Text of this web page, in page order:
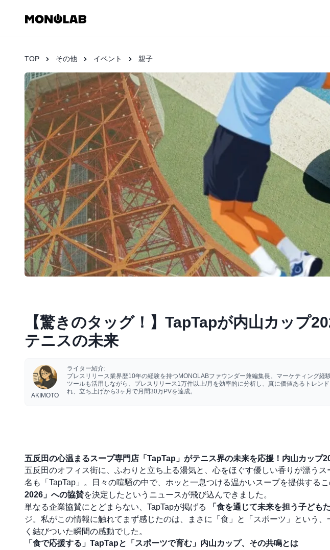
TOP その他 イベント 親子
【驚きのタッグ！】TapTapが内山カップ
テニスの未来
AKIMOTO
ライター紹介:
プレスリリース業界歴10年の経験を持つMONOLABファウンダー兼編集長。マーケティング経
ツールも活用しながら、プレスリリース1万件以上/月を効率的に分析し、真に価値あるトレン
れ、立ち上げから3ヶ月で月間30万PVを達成。
五反田の心温まるスープ専門店「TapTap」がテニス界の未来を応援！内山カップ
五反田のオフィス街に、ふわりと立ち上る湯気と、心をほぐす優しい香りが漂う
名も「TapTap」。日々の喧騒の中で、ホッと一息つける温かいスープを提供する
2026」への協賛を決定したというニュースが飛び込んできました。
単なる企業協賛にとどまらない、TapTapが掲げる
「食を通じて未来を担う子ども
ジ。私がこの情報に触れてまず感じたのは、まさに「食」と「スポーツ」という
く結びついた瞬間の感動でした。
「食で応援する」TapTapと「スポーツで育む」内山カップ、その共鳴とは